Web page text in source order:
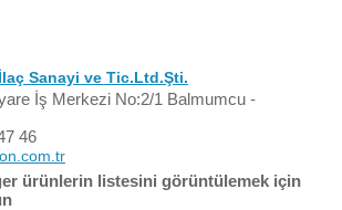
Sanayi ve Tic.Ltd.Şti.
İş Merkezi No:2/1 Balmumcu -
46
ürünlerin listesini görüntülemek için